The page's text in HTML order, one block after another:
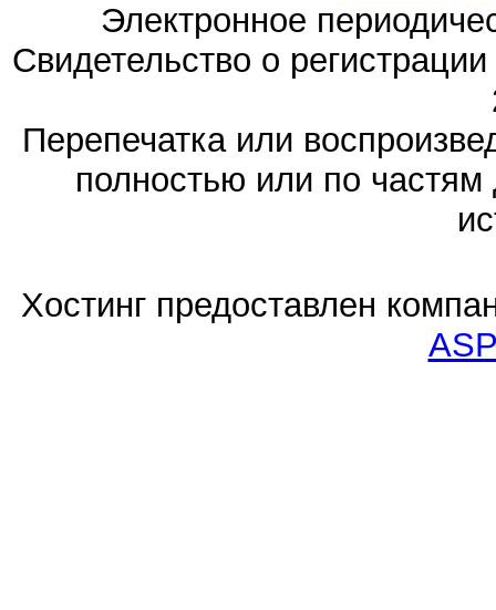
Электронное
Свидетельство о
Перепечатка или
полностью или по частям
Хостинг предоставлен